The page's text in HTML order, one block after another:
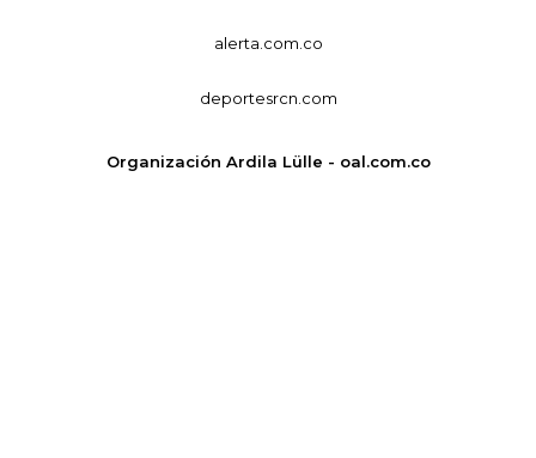
alerta.com.co
deportesrcn.com
Organización Ardila Lülle - oal.com.co